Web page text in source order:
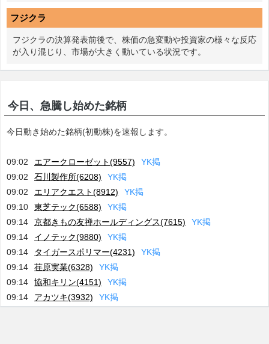
フジクラ
フジクラの決算発表前後で、株価の急変動や投資家の様々な反応
が入り混じり、市場が大きく動いている状況です。
今日、急騰し始めた銘柄
今日動き始めた銘柄(初動株)を速報します。
09:02 エアークローゼット(9557) YK掲
09:02
石川製作所(6208) YK掲
09:02
エリアクエスト(8912) YK掲
09:10
東芝テック(6588) YK掲
09:14
京都きもの友禅ホールディングス(7615) YK掲
09:14
イノテック(9880) YK掲
09:14
タイガースポリマー(4231) YK掲
09:14
荏原実業(6328) YK掲
09:14
協和キリン(4151) YK掲
09:14
アカツキ(3932) YK掲